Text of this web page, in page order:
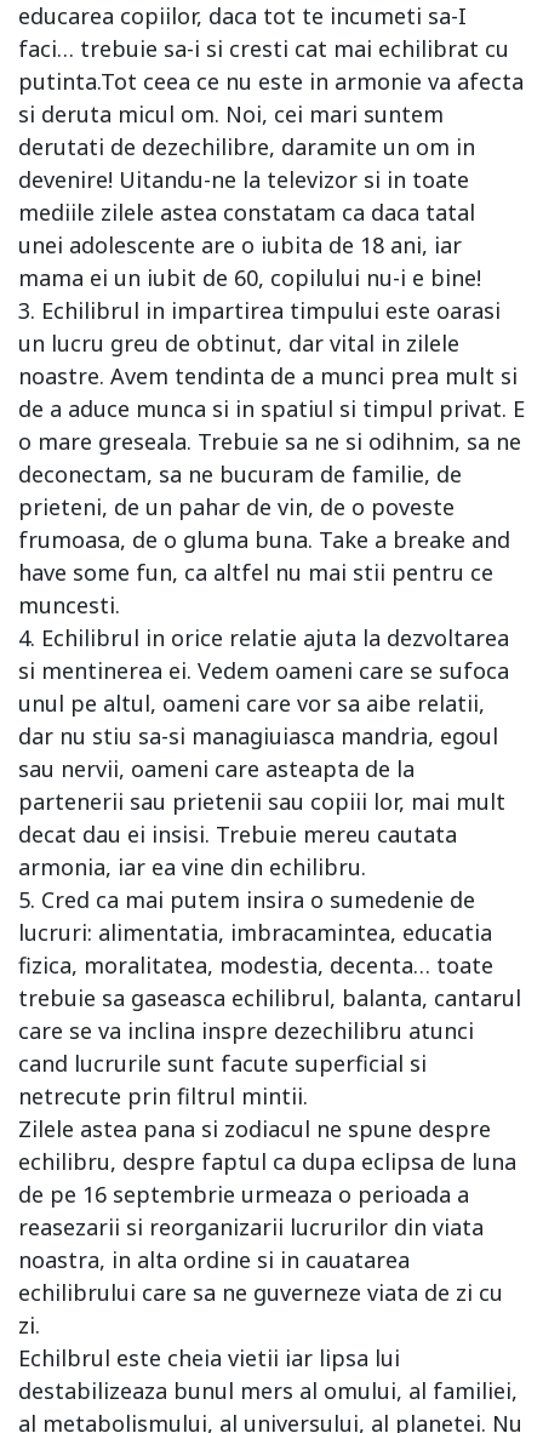
educarea copiilor, daca tot te incumeti sa-I
faci… trebuie sa-i si cresti cat mai echilibrat cu
putinta.Tot ceea ce nu este in armonie va afecta
si deruta micul om. Noi, cei mari suntem
derutati de dezechilibre, daramite un om in
devenire! Uitandu-ne la televizor si in toate
mediile zilele astea constatam ca daca tatal
unei adolescente are o iubita de 18 ani, iar
mama ei un iubit de 60, copilului nu-i e bine!
3. Echilibrul in impartirea timpului este oarasi
un lucru greu de obtinut, dar vital in zilele
noastre. Avem tendinta de a munci prea mult si
de a aduce munca si in spatiul si timpul privat. E
o mare greseala. Trebuie sa ne si odihnim, sa ne
deconectam, sa ne bucuram de familie, de
prieteni, de un pahar de vin, de o poveste
frumoasa, de o gluma buna. Take a breake and
have some fun, ca altfel nu mai stii pentru ce
muncesti.
4. Echilibrul in orice relatie ajuta la dezvoltarea
si mentinerea ei. Vedem oameni care se sufoca
unul pe altul, oameni care vor sa aibe relatii,
dar nu stiu sa-si managiuiasca mandria, egoul
sau nervii, oameni care asteapta de la
partenerii sau prietenii sau copiii lor, mai mult
decat dau ei insisi. Trebuie mereu cautata
armonia, iar ea vine din echilibru.
5. Cred ca mai putem insira o sumedenie de
lucruri: alimentatia, imbracamintea, educatia
fizica, moralitatea, modestia, decenta… toate
trebuie sa gaseasca echilibrul, balanta, cantarul
care se va inclina inspre dezechilibru atunci
cand lucrurile sunt facute superficial si
netrecute prin filtrul mintii.
Zilele astea pana si zodiacul ne spune despre
echilibru, despre faptul ca dupa eclipsa de luna
de pe 16 septembrie urmeaza o perioada a
reasezarii si reorganizarii lucrurilor din viata
noastra, in alta ordine si in cauatarea
echilibrului care sa ne guverneze viata de zi cu
zi.
Echilbrul este cheia vietii iar lipsa lui
destabilizeaza bunul mers al omului, al familiei,
al metabolismului, al universului, al planetei. Nu